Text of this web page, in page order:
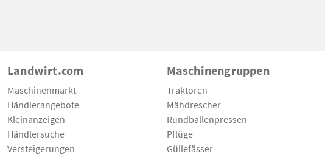
Landwirt.com
Maschinenmarkt
Händlerangebote
Kleinanzeigen
Händlersuche
Versteigerungen
Maschinengruppen
Traktoren
Mähdrescher
Rundballenpressen
Pflüge
Güllefässer